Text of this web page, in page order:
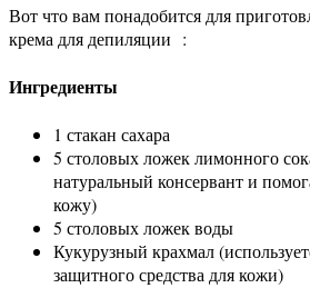
Вот что вам понадобится для
крема для депиляции :
Ингредиенты
1 стакан сахара
5 столовых ложек лимонного
натуральный консервант и
кожу)
5 столовых ложек воды
Кукурузный крахмал
защитного средства для кожи)